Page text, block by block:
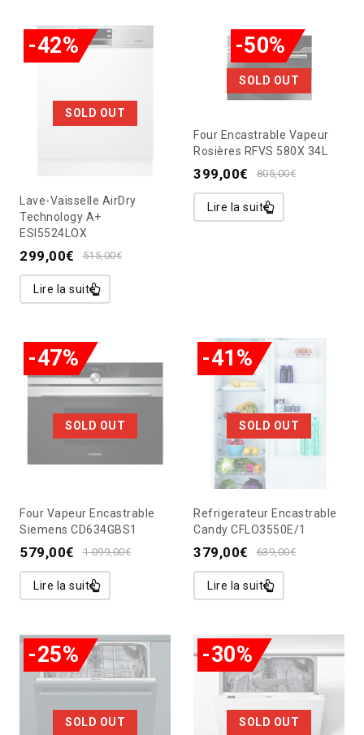
SOLD OUT
-42%
Lave-Vaisselle AirDry
Technology A+
ESI5524LOX
515,00€
299,00€
Lire la suite
SOLD OUT
-50%
Four Encastrable Vapeur
Rosières RFVS 580X 34L
805,00€
399,00€
Lire la suite
SOLD OUT
-47%
Four Vapeur Encastrable
Siemens CD634GBS1
1 099,00€
579,00€
Lire la suite
SOLD OUT
-41%
Refrigerateur Encastrable
Candy CFLO3550E/1
639,00€
379,00€
Lire la suite
SOLD OUT
-25%
SOLD OUT
-30%